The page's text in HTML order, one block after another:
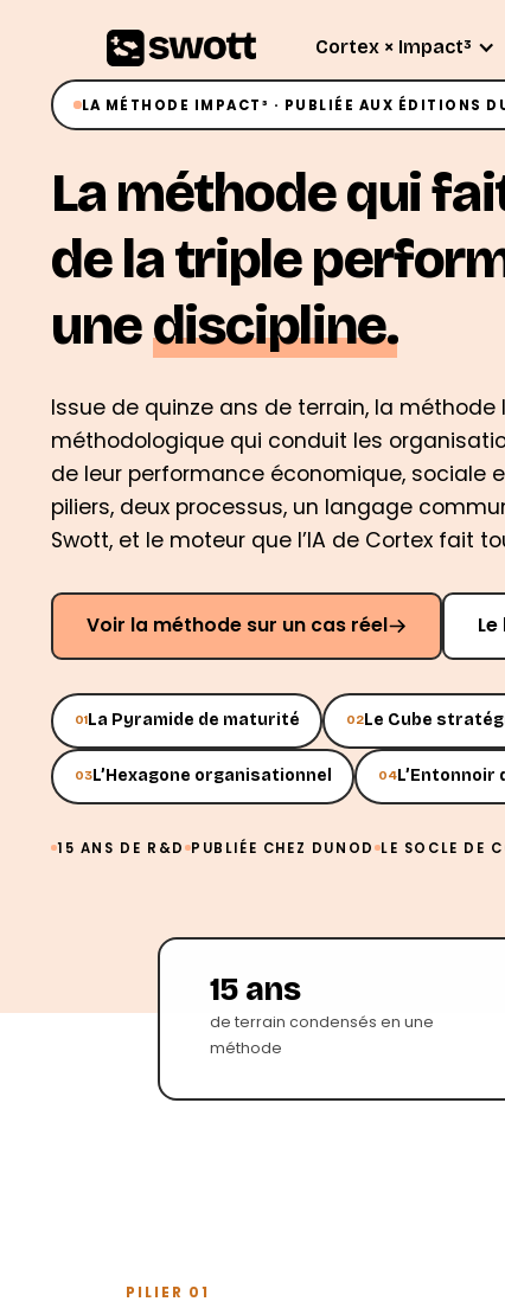
Cortex × Impact³
LA MÉTHODE IMPACT³ · PUBLIÉE AUX ÉDITIONS
La méthode qui
de la triple
unediscipline.
Issue de quinze ans de terrain, la
méthodologique qui conduit les
de leur performance économique, sociale
piliers, deux processus, un langage
Swott, et le moteur que l’IA de Cortex fait
Voir la méthode sur un cas réel
01La Pyramide de maturité 02Le Cube
03L’Hexagone organisationnel 04L’Entonnoir
15 ANS DE R&D PUBLIÉE CHEZ DUNOD LE SOCLE DE
15 ans
de terrain condensés en une
méthode
PILIER 01